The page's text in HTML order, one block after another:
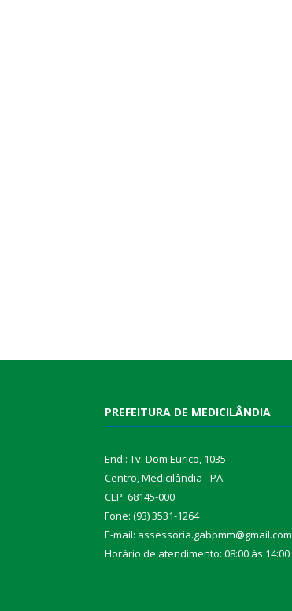
PREFEITURA DE MEDICILÂNDIA
End.: Tv. Dom Eurico, 1035
Centro, Medicilândia - PA
CEP: 68145-000
Fone: (93) 3531-1264
E-mail: assessoria.gabpmm@gmail.com
Horário de atendimento: 08:00 às 14:00